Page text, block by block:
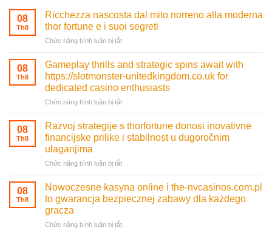
08
Th8
Ricchezza nascosta dal mito norreno alla moderna
thor fortune e i suoi segreti
Chức năng bình luận bị tắtở
nascosta
mito
norreno
alla
thor
fortune
suoi
08
Th8
Gameplay thrills and strategic spins await with
https://slotmonster-unitedkingdom.co.uk for
dedicated casino enthusiasts
Chức năng bình luận bị tắtở
thrills
and
strategic
await
https://slotmonster-
unitedkingdom.co.uk
casino
08
Th8
Razvoj strategije s thorfortune donosi inovativne
financijske prilike i stabilnost u dugoročnim
ulaganjima
Chức năng bình luận bị tắtở
strategije
s
thorfortune
inovativne
08
Th8
Nowoczesne kasyna online i the-nvcasinos.com.pl
to gwarancja bezpiecznej zabawy dla każdego
gracza
Chức năng bình luận bị tắtở